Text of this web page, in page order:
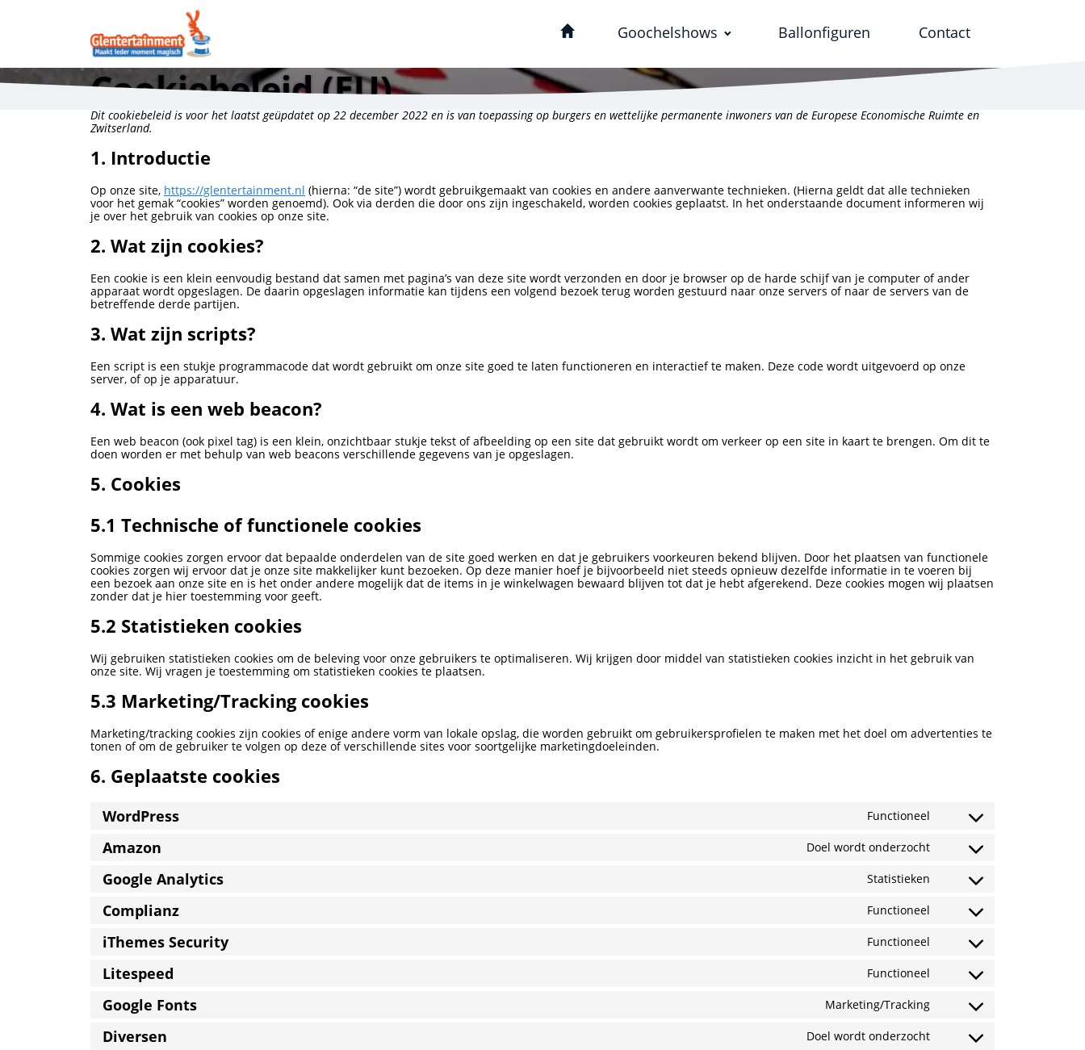
Goochelshows Ballonfiguren Contact
Cookiebeleid (EU)
Dit cookiebeleid is voor het laatst geüpdatet op 22 december 2022 en is van toepassing op burgers en wettelijke permanente inwoners van de Europese Economische Ruimte en
Zwitserland.
1. Introductie
Op onze site, https://glentertainment.nl (hierna: “de site”) wordt gebruikgemaakt van cookies en andere aanverwante technieken. (Hierna geldt dat alle technieken
voor het gemak “cookies” worden genoemd). Ook via derden die door ons zijn ingeschakeld, worden cookies geplaatst. In het onderstaande document informeren wij
je over het gebruik van cookies op onze site.
2. Wat zijn cookies?
Een cookie is een klein eenvoudig bestand dat samen met pagina’s van deze site wordt verzonden en door je browser op de harde schijf van je computer of ander
apparaat wordt opgeslagen. De daarin opgeslagen informatie kan tijdens een volgend bezoek terug worden gestuurd naar onze servers of naar de servers van de
betreffende derde partijen.
3. Wat zijn scripts?
Een script is een stukje programmacode dat wordt gebruikt om onze site goed te laten functioneren en interactief te maken. Deze code wordt uitgevoerd op onze
server, of op je apparatuur.
4. Wat is een web beacon?
Een web beacon (ook pixel tag) is een klein, onzichtbaar stukje tekst of afbeelding op een site dat gebruikt wordt om verkeer op een site in kaart te brengen. Om dit te
doen worden er met behulp van web beacons verschillende gegevens van je opgeslagen.
5. Cookies
5.1 Technische of functionele cookies
Sommige cookies zorgen ervoor dat bepaalde onderdelen van de site goed werken en dat je gebruikers voorkeuren bekend blijven. Door het plaatsen van functionele
cookies zorgen wij ervoor dat je onze site makkelijker kunt bezoeken. Op deze manier hoef je bijvoorbeeld niet steeds opnieuw dezelfde informatie in te voeren bij
een bezoek aan onze site en is het onder andere mogelijk dat de items in je winkelwagen bewaard blijven tot dat je hebt afgerekend. Deze cookies mogen wij plaatsen
zonder dat je hier toestemming voor geeft.
5.2 Statistieken cookies
Wij gebruiken statistieken cookies om de beleving voor onze gebruikers te optimaliseren. Wij krijgen door middel van statistieken cookies inzicht in het gebruik van
onze site. Wij vragen je toestemming om statistieken cookies te plaatsen.
5.3 Marketing/Tracking cookies
Marketing/tracking cookies zijn cookies of enige andere vorm van lokale opslag, die worden gebruikt om gebruikersprofielen te maken met het doel om advertenties te
tonen of om de gebruiker te volgen op deze of verschillende sites voor soortgelijke marketingdoeleinden.
6. Geplaatste cookies
WordPress Functioneel
Consent
service
Amazon Doel wordt onderzocht
Consent
service
Google Analytics Statistieken
Consent
service
analytics
Complianz Functioneel
Consent
service
iThemes Security Functioneel
Consent
service
security
Litespeed Functioneel
Consent
service
Google Fonts Marketing/Tracking
Consent
service
Diversen Doel wordt onderzocht
Consent